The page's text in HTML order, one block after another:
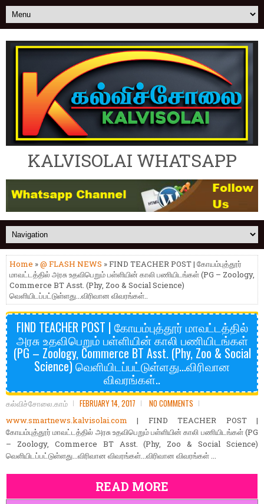
KALVISOLAI WHATSAPP
Home »@ FLASH NEWS » FIND TEACHER POST | கோயம்புத்தூர்
மாவட்டத்தில் அரசு உதவிபெறும் பள்ளியின் காலி பணியிடங்கள் (PG – Zoology,
Commerce BT Asst. (Phy, Zoo & Social Science)
வெளியிடப்பட்டுள்ளது...விரிவான விவரங்கள்..
FIND TEACHER POST | கோயம்புத்தூர் மாவட்டத்தில்
அரசு உதவிபெறும் பள்ளியின் காலி பணியிடங்கள்
(PG – Zoology, Commerce BT Asst. (Phy, Zoo & Social
Science) வெளியிடப்பட்டுள்ளது...விரிவான
விவரங்கள்..
கல்விச்சோலை.காம் FEBRUARY 14, 2017 NO COMMENTS
www.smartnews.kalvisolai.com| FIND TEACHER POST |
கோயம்புத்தூர் மாவட்டத்தில் அரசு உதவிபெறும் பள்ளியின் காலி பணியிடங்கள் (PG
– Zoology, Commerce BT Asst. (Phy, Zoo & Social Science)
வெளியிடப்பட்டுள்ளது...விரிவான விவரங்கள்...விரிவான விவரங்கள் ...
READ MORE